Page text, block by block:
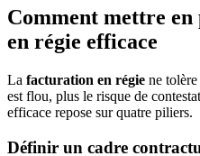
Comment mettre
en régie efficace
La facturation en régie ne
est flou, plus le risque de
efficace repose sur quatre piliers.
Définir un cadre